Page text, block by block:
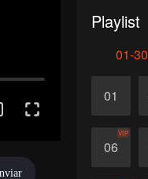
Playlist
01-30
01
06
VIP